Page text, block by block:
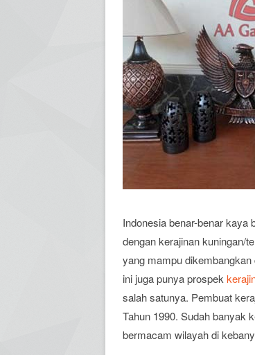
Indonesia benar-benar kaya
dengan kerajinan kuningan/
yang mampu
ini juga punya prospek
salah satunya. Pembuat
Tahun 1990. Sudah banyak
bermacam wilayah di